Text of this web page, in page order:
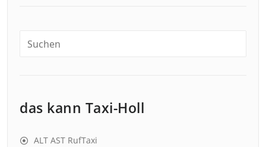
das kann Taxi-Holl
ALT AST RufTaxi